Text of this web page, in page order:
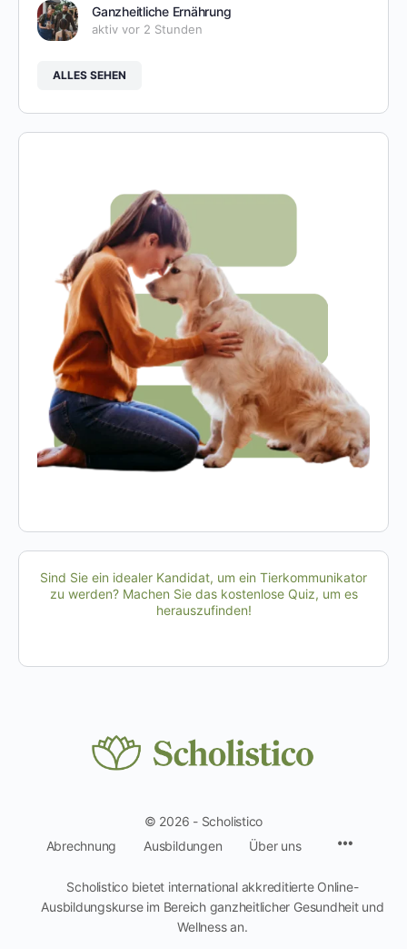
Ganzheitliche Ernährung
aktiv vor 2 Stunden
ALLES SEHEN
Sind Sie ein idealer Kandidat, um ein Tierkommunikator
zu werden? Machen Sie das kostenlose Quiz, um es
herauszufinden!
© 2026 - Scholistico
Abrechnung
Ausbildungen Über uns
Scholistico bietet international akkreditierte Online-
Ausbildungskurse im Bereich ganzheitlicher Gesundheit und
Wellness an.